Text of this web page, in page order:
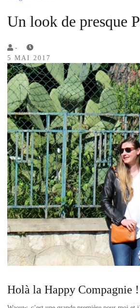
Un look de presque
by
Lola
Sample
-
5 MAI 2017
Holà la Happy Compagnie !